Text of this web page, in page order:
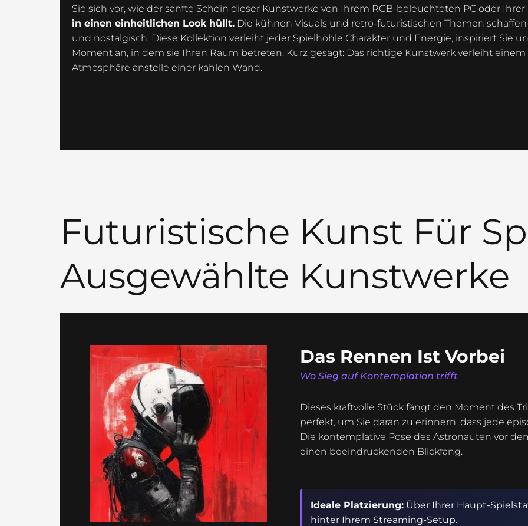
Sie sich vor, wie der sanfte Schein dieser Kunstwerke von Ihrem RGB-beleuchteten PC oder
in einen einheitlichen Look hüllt. Die kühnen Visuals und retro-futuristischen Themen
und nostalgisch. Diese Kollektion verleiht jeder Spielhöhle Charakter und Energie, inspiriert Sie
Moment an, in dem sie Ihren Raum betreten. Kurz gesagt: Das richtige Kunstwerk verleiht
Atmosphäre anstelle einer kahlen Wand.
Futuristische Kunst Für
Ausgewählte Kunstwerke
Das Rennen Ist Vorbei
Wo Sieg auf Kontemplation trifft
Dieses kraftvolle Stück fängt den Moment des
perfekt, um Sie daran zu erinnern, dass jede
Die kontemplative Pose des Astronauten vor
einen beeindruckenden Blickfang.
Ideale Platzierung: Über Ihrer Haupt-
hinter Ihrem Streaming-Setup.